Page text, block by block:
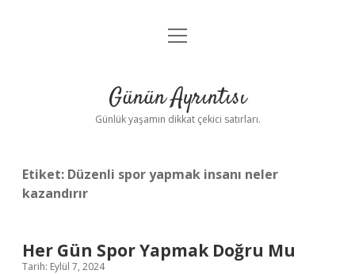
Anasayfa
Yasal Uyarı
menüyü
Günün Ayrıntısı
Günlük yaşamın dikkat çekici satırları.
Etiket: Düzenli spor yapmak insanı neler
kazandırır
Her Gün Spor Yapmak Doğru Mu
Tarih: Eylül 7, 2024